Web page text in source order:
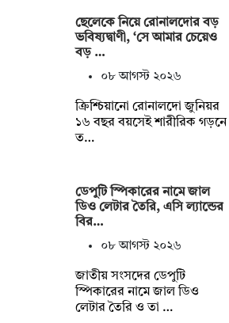
ছেলেকে নিয়ে রোনালদোর বড়
ভবিষ্যদ্বাণী, ‘সে আমার চেয়েও
বড় …
০৮ আগস্ট ২০২৬
ক্রিশ্চিয়ানো রোনালদো জুনিয়র
১৬ বছর বয়সেই শারীরিক গড়নে
ত…
ডেপুটি স্পিকারের নামে জাল
ডিও লেটার তৈরি, এসি ল্যান্ডের
বির…
০৮ আগস্ট ২০২৬
জাতীয় সংসদের ডেপুটি
স্পিকারের নামে জাল ডিও
লেটার তৈরি ও তা …